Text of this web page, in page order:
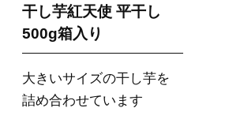
干し芋紅天使 平干し
500g箱入り
大きいサイズの干し芋を
詰め合わせています